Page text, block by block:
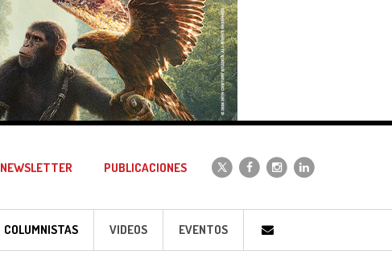
NEWSLETTER PUBLICACIONES
COLUMNISTAS VIDEOS EVENTOS